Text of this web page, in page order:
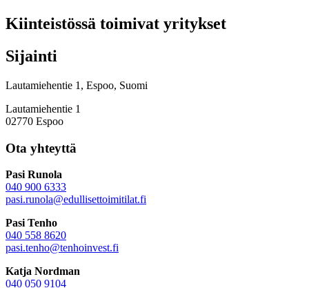
Kiinteistössä toimivat yritykset
Sijainti
Lautamiehentie 1, Espoo, Suomi
Lautamiehentie 1
02770 Espoo
Ota yhteyttä
Pasi Runola
040 900 6333
pasi.runola@edullisettoimitilat.fi
Pasi Tenho
040 558 8620
pasi.tenho@tenhoinvest.fi
Katja Nordman
040 050 9104